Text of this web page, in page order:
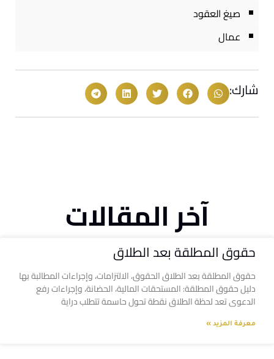
صيغ العقود
عمال
شارك:
آخر المقالات
حقوق المطلقة بعد الطلاق
حقوق المطلقة بعد الطلاق الحقوق، الالتزامات، وإجراءات المطالبة بها
دليل حقوق المطلقة: المستحقات المالية، الحضانة، وإجراءات رفع
الدعوى تعد لحظة الطلاق نقطة تحول حاسمة تتطلب دراية
معرفة المزيد »